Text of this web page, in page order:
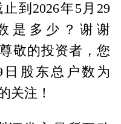
到2026年5月29
是多少？谢谢
敬的投资者，您
日股东总户数为
关注！